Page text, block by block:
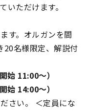
いただけます。
す。オルガンを間
20名様限定、解説付
11:00～）
14:00～）
さい。 ＜定員にな